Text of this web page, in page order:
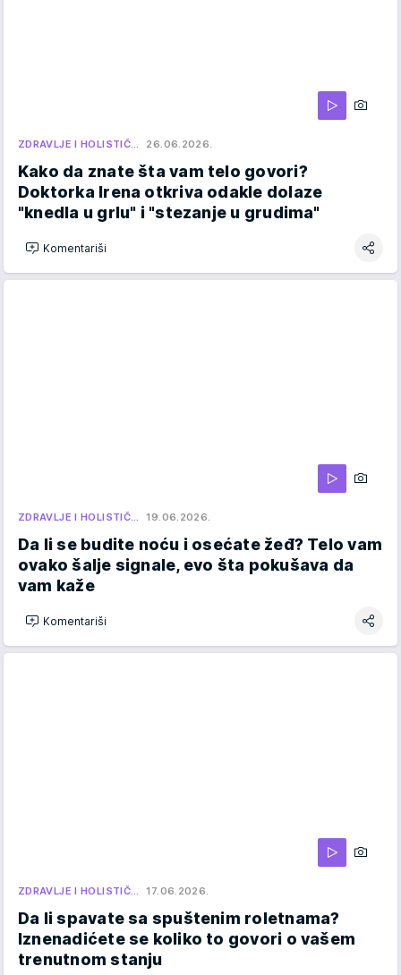
ZDRAVLJE I HOLISTIČ… 26.06.2026.
Kako da znate šta vam telo govori?
Doktorka Irena otkriva odakle dolaze
"knedla u grlu" i "stezanje u grudima"
Komentariši
ZDRAVLJE I HOLISTIČ… 19.06.2026.
Da li se budite noću i osećate žeđ? Telo vam
ovako šalje signale, evo šta pokušava da
vam kaže
Komentariši
ZDRAVLJE I HOLISTIČ… 17.06.2026.
Da li spavate sa spuštenim roletnama?
Iznenadićete se koliko to govori o vašem
trenutnom stanju